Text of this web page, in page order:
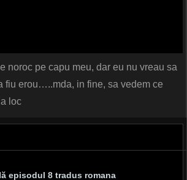
noroc pe capu meu, dar eu nu vreau sa
fiu erou…..mda, in fine, sa vedem ce
loc
episodul 8 tradus romana